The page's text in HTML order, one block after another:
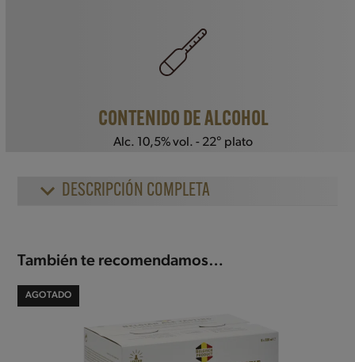
CONTENIDO DE ALCOHOL
Alc. 10,5% vol. - 22° plato
DESCRIPCIÓN COMPLETA
También te recomendamos…
AGOTADO